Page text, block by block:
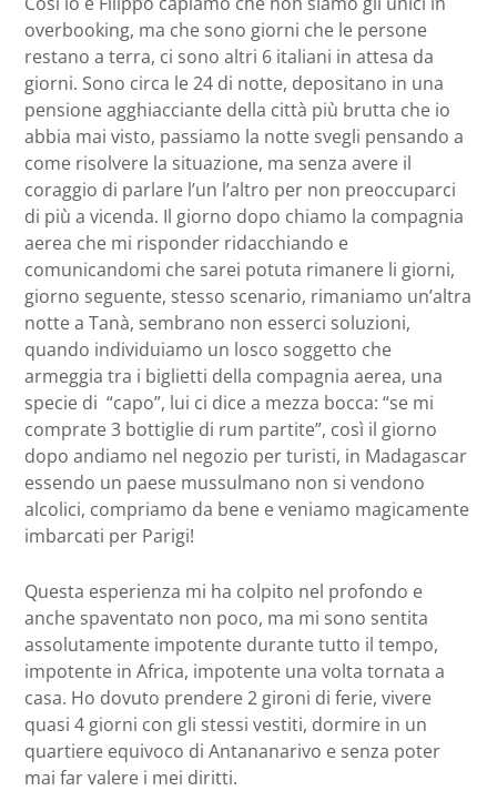
overbooking, ma che sono giorni che le persone
restano a terra, ci sono altri 6 italiani in attesa da
giorni. Sono circa le 24 di notte, depositano in una
pensione agghiacciante della città più brutta che io
abbia mai visto, passiamo la notte svegli pensando a
come risolvere la situazione, ma senza avere il
coraggio di parlare l’un l’altro per non preoccuparci
di più a vicenda. Il giorno dopo chiamo la compagnia
aerea che mi risponder ridacchiando e
comunicandomi che sarei potuta rimanere li giorni,
giorno seguente, stesso scenario, rimaniamo un’altra
notte a Tanà, sembrano non esserci soluzioni,
quando individuiamo un losco soggetto che
armeggia tra i biglietti della compagnia aerea, una
specie di “capo”, lui ci dice a mezza bocca: “se mi
comprate 3 bottiglie di rum partite”, così il giorno
dopo andiamo nel negozio per turisti, in Madagascar
essendo un paese mussulmano non si vendono
alcolici, compriamo da bene e veniamo magicamente
imbarcati per Parigi!
Questa esperienza mi ha colpito nel profondo e
anche spaventato non poco, ma mi sono sentita
assolutamente impotente durante tutto il tempo,
impotente in Africa, impotente una volta tornata a
casa. Ho dovuto prendere 2 gironi di ferie, vivere
quasi 4 giorni con gli stessi vestiti, dormire in un
quartiere equivoco di Antananarivo e senza poter
mai far valere i mei diritti.